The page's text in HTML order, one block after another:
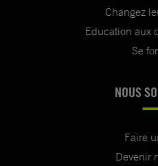
Changez
Education aux
Se
NOUS
Faire
Devenir